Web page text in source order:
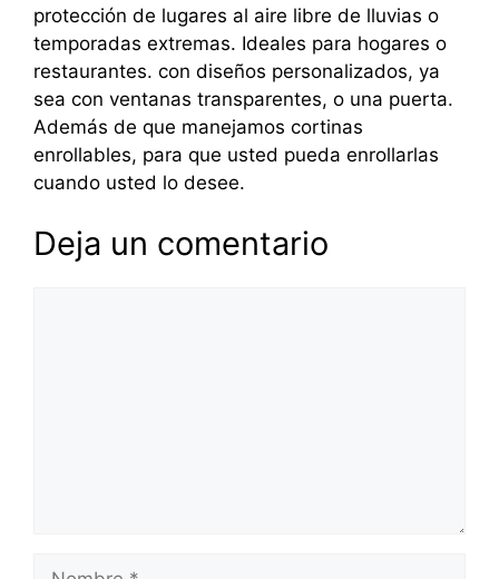
protección de lugares al aire libre de lluvias o
temporadas extremas. Ideales para hogares o
restaurantes. con diseños personalizados, ya
sea con ventanas transparentes, o una puerta.
Además de que manejamos cortinas
enrollables, para que usted pueda enrollarlas
cuando usted lo desee.
Deja un comentario
Nombre